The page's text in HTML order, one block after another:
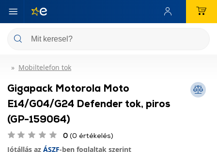
Mobiltelefon tok
Gigapack Motorola Moto
E14/G04/G24 Defender tok, piros
(GP-159064)
0 (0 értékelés)
Jótállás az ÁSZF-ben foglaltak szerint